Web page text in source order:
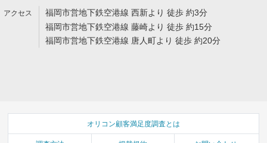
福岡市営地下鉄空港線 西新より 徒歩 約3分
福岡市営地下鉄空港線 藤崎より 徒歩 約15分
福岡市営地下鉄空港線 唐人町より 徒歩 約20分
オリコン顧客満足度調査とは